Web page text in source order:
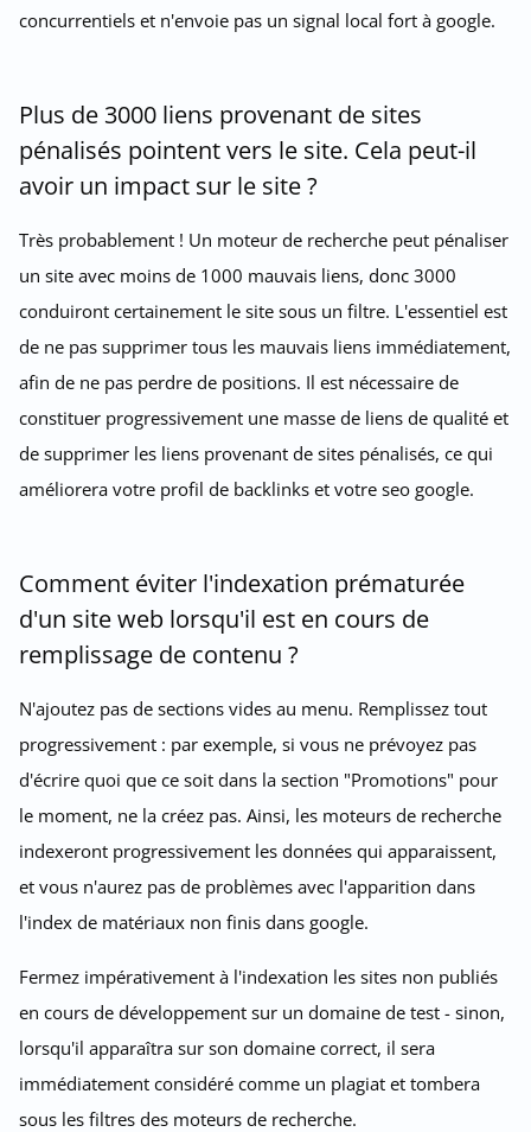
concurrentiels et n'envoie pas un signal local fort à google.
Plus de 3000 liens provenant de sites
pénalisés pointent vers le site. Cela peut-il
avoir un impact sur le site ?
Très probablement ! Un moteur de recherche peut pénaliser
un site avec moins de 1000 mauvais liens, donc 3000
conduiront certainement le site sous un filtre. L'essentiel est
de ne pas supprimer tous les mauvais liens immédiatement,
afin de ne pas perdre de positions. Il est nécessaire de
constituer progressivement une masse de liens de qualité et
de supprimer les liens provenant de sites pénalisés, ce qui
améliorera votre profil de backlinks et votre seo google.
Comment éviter l'indexation prématurée
d'un site web lorsqu'il est en cours de
remplissage de contenu ?
N'ajoutez pas de sections vides au menu. Remplissez tout
progressivement : par exemple, si vous ne prévoyez pas
d'écrire quoi que ce soit dans la section "Promotions" pour
le moment, ne la créez pas. Ainsi, les moteurs de recherche
indexeront progressivement les données qui apparaissent,
et vous n'aurez pas de problèmes avec l'apparition dans
l'index de matériaux non finis dans google.
Fermez impérativement à l'indexation les sites non publiés
en cours de développement sur un domaine de test - sinon,
lorsqu'il apparaîtra sur son domaine correct, il sera
immédiatement considéré comme un plagiat et tombera
sous les filtres des moteurs de recherche.